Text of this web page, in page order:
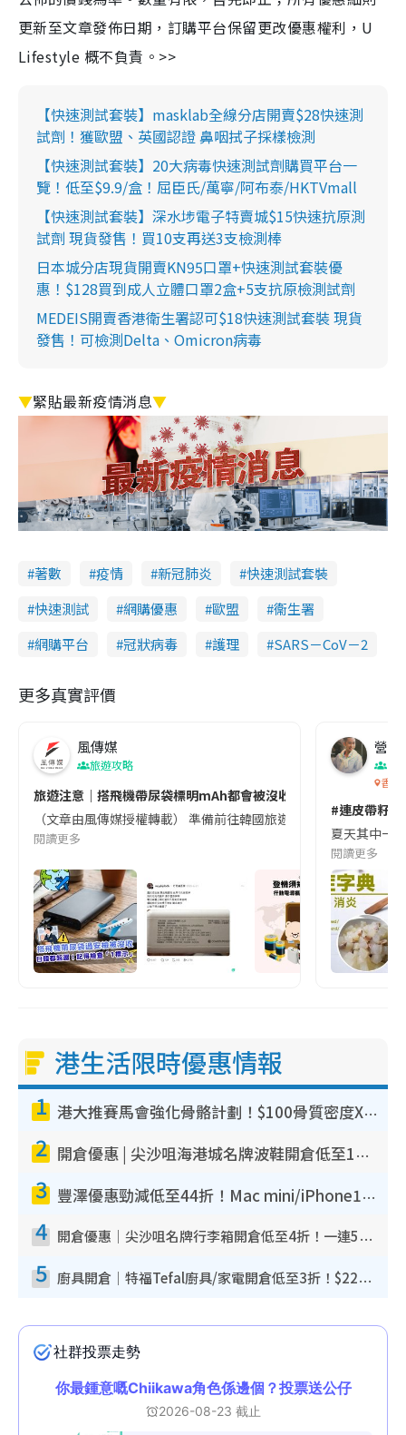
更新至文章發佈日期，訂購平台保留更改優惠權利，U
Lifestyle 概不負責。>>
【快速測試套裝】masklab全線分店開賣$28快速測
試劑！獲歐盟、英國認證 鼻咽拭子採樣檢測
【快速測試套裝】20大病毒快速測試劑購買平台一
覽！低至$9.9/盒！屈臣氏/萬寧/阿布泰/HKTVmall
【快速測試套裝】深水埗電子特賣城$15快速抗原測
試劑 現貨發售！買10支再送3支檢測棒
日本城分店現貨開賣KN95口罩+快速測試套裝優
惠！$128買到成人立體口罩2盒+5支抗原檢測試劑
MEDEIS開賣香港衛生署認可$18快速測試套裝 現貨
發售！可檢測Delta、Omicron病毒
▼緊貼最新疫情消息▼
著數 疫情 新冠肺炎
快速測試套裝
快速測試
網購優惠 歐盟
衞生署
網購平台
冠狀病毒 護理 SARS－CoV－2
更多真實評價
風傳媒
旅遊攻略
旅遊注意｜搭飛機帶尿袋標明mAh都會被沒收😱出發前切記檢查
（文章由風傳媒授權轉載） 準備前往韓國旅遊的民眾，近期要
閱讀更多
營養
香港
#連皮帶籽
夏天其中一
閱讀更多
港生活限時優惠情報
1 港大推賽馬會強化骨骼計劃！$100骨質密度X光檢查 完成免費運動訓練送超市禮券！附參加資格
2 開倉優惠 | 尖沙咀海港城名牌波鞋開倉低至1折！On鞋$899起／Joy&Peace鞋履$98起
3 豐澤優惠勁減低至44折！Mac mini/iPhone17Pro大減價！廚房家電$220起
4 開倉優惠｜尖沙咀名牌行李箱開倉低至4折！一連5日 American Tourister/ace./Hallmark $200起！
5 廚具開倉｜特福Tefal廚具/家電開倉低至3折！$220起買平底鍋/炒鑊/湯煲！電飯煲/吸塵機/燙斗$418起